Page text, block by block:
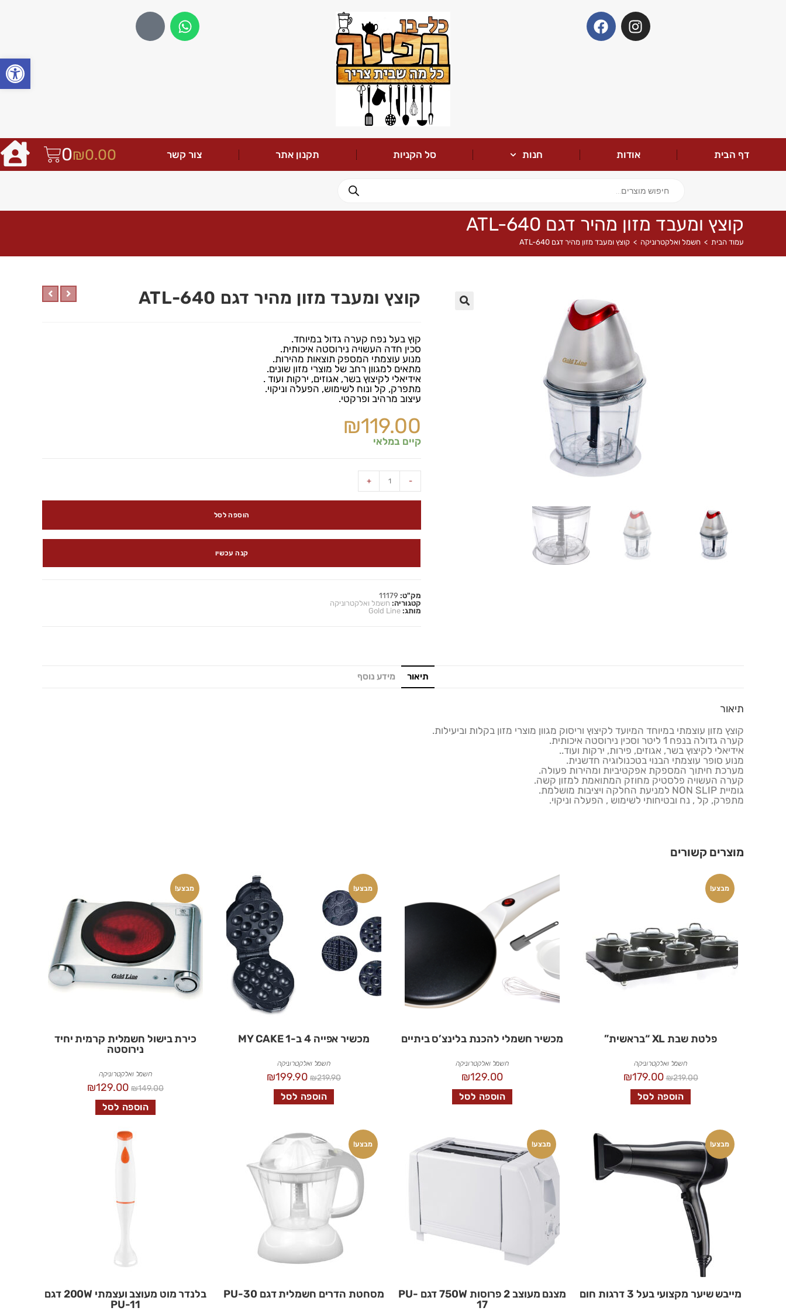
דף הבית אודות חנות סל הקניות תקנון אתר צור קשר ₪0.00
0
קוצץ ומעבד מזון מהיר דגם ATL-640
עמוד הבית > חשמל ואלקטרוניקה > קוצץ ומעבד מזון מהיר דגם ATL-640
קוצץ ומעבד מזון מהיר דגם ATL-640
קוץ בעל נפח קערה גדול במיוחד.
סכין חדה העשויה נירוסטה איכותית.
מנוע עוצמתי המספק תוצאות מהירות.
מתאים למגוון רחב של מוצרי מזון שונים.
אידיאלי לקיצוץ בשר, אגוזים, ירקות ועוד .
מתפרק, קל ונוח לשימוש, הפעלה וניקוי.
עיצוב מרהיב ופרקטי.
₪119.00
קיים במלאי
-
+
הוספה לסל
קנה עכשיו
מק"ט: 11179
קטגוריה: חשמל ואלקטרוניקה
מותג: Gold Line
תיאור מידע נוסף
תיאור
קוצץ מזון עוצמתי במיוחד המיועד לקיצוץ וריסוק מגוון מוצרי מזון בקלות וביעילות.
קערה גדולה בנפח 1 ליטר וסכין נירוסטה איכותית.
אידיאלי לקיצוץ בשר, אגוזים, פירות, ירקות ועוד..
מנוע סופר עוצמתי הבנוי בטכנולוגיה חדשנית.
מערכת חיתוך המספקת אפקטיביות ומהירות פעולה.
קערה העשויה פלסטיק מחוזק המתואמת למזון קשה.
גומיית NON SLIP למניעת החלקה ויציבות מושלמת.
מתפרק, קל , נח ובטיחותי לשימוש , הפעלה וניקוי.
מוצרים קשורים
מבצע!
פלטת שבת XL “בראשית”
חשמל ואלקטרוניקה
₪219.00
₪179.00
הוספה לסל
מכשיר חשמלי להכנת בלינצ’ס ביתיים
חשמל ואלקטרוניקה
₪129.00
הוספה לסל
מבצע!
מכשיר אפייה 4 ב-1 MY CAKE
חשמל ואלקטרוניקה
₪219.90
₪199.90
הוספה לסל
מבצע!
כירת בישול חשמלית קרמית יחיד
נירוסטה
חשמל ואלקטרוניקה
₪149.00
₪129.00
הוספה לסל
מבצע!
מייבש שיער מקצועי בעל 3 דרגות חום
מבצע!
מצנם מעוצב 2 פרוסות 750W דגם PU-
17
מבצע!
מסחטת הדרים חשמלית דגם PU-30
בלנדר מוט מעוצב ועצמתי 200W דגם
PU-11